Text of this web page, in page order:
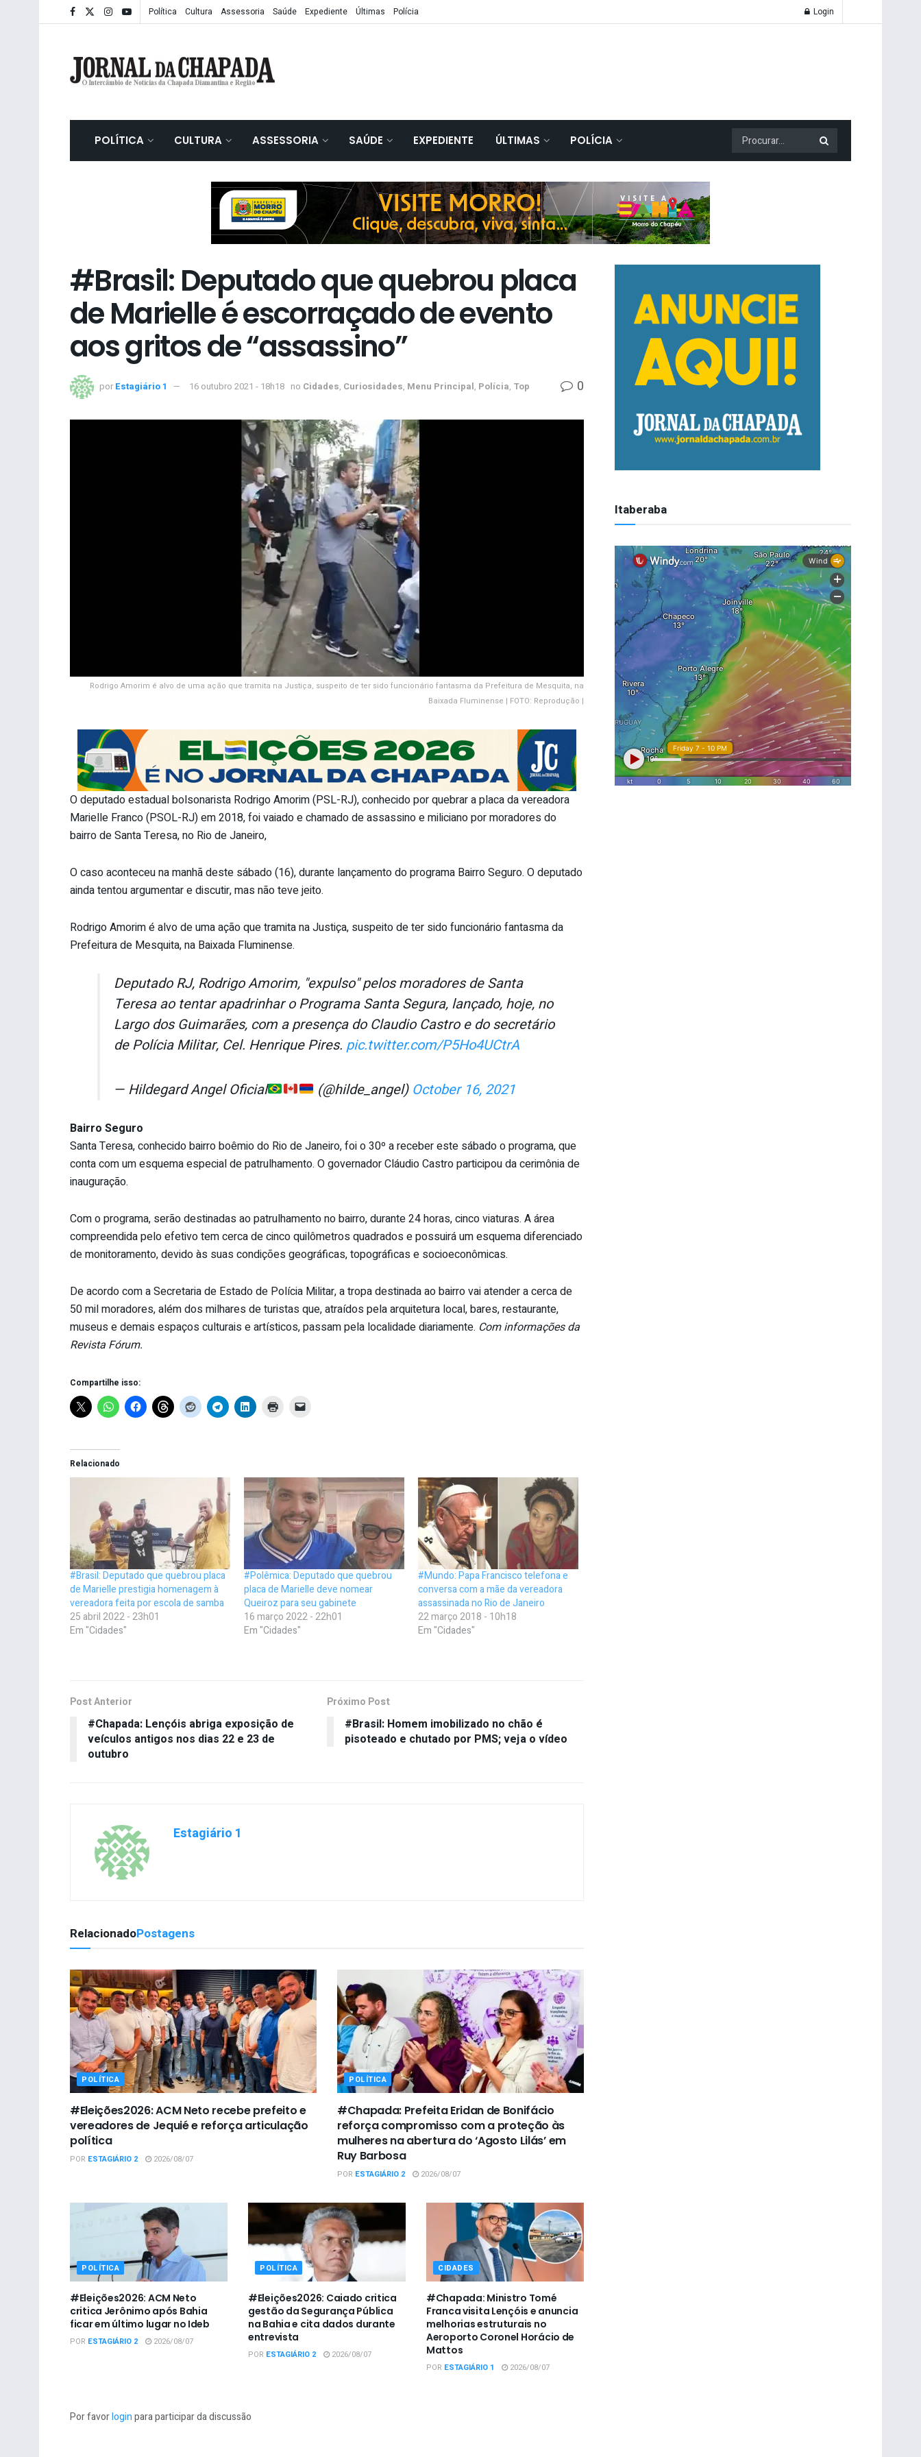
Política Cultura Assessoria Saúde Expediente Últimas Polícia Login
POLÍTICA CULTURA ASSESSORIA SAÚDE EXPEDIENTE ÚLTIMAS POLÍCIA
#Brasil: Deputado que quebrou placa
de Marielle é escorraçado de evento
aos gritos de “assassino”
por Estagiário 1 16 outubro 2021 - 18h18 no Cidades, Curiosidades, Menu Principal, Polícia, Top 0
Rodrigo Amorim é alvo de uma ação que tramita na Justiça, suspeito de ter sido funcionário fantasma da Prefeitura de Mesquita, na
Baixada Fluminense | FOTO: Reprodução |
O deputado estadual bolsonarista Rodrigo Amorim (PSL-RJ), conhecido por quebrar a placa da vereadora
Marielle Franco (PSOL-RJ) em 2018, foi vaiado e chamado de assassino e miliciano por moradores do
bairro de Santa Teresa, no Rio de Janeiro,
O caso aconteceu na manhã deste sábado (16), durante lançamento do programa Bairro Seguro. O deputado
ainda tentou argumentar e discutir, mas não teve jeito.
Rodrigo Amorim é alvo de uma ação que tramita na Justiça, suspeito de ter sido funcionário fantasma da
Prefeitura de Mesquita, na Baixada Fluminense.
Deputado RJ, Rodrigo Amorim, "expulso" pelos moradores de Santa
Teresa ao tentar apadrinhar o Programa Santa Segura, lançado, hoje, no
Largo dos Guimarães, com a presença do Claudio Castro e do secretário
de Polícia Militar, Cel. Henrique Pires. pic.twitter.com/P5Ho4UCtrA
— Hildegard Angel Oficial (@hilde_angel) October 16, 2021
Bairro Seguro
Santa Teresa, conhecido bairro boêmio do Rio de Janeiro, foi o 30º a receber este sábado o programa, que
conta com um esquema especial de patrulhamento. O governador Cláudio Castro participou da cerimônia de
inauguração.
Com o programa, serão destinadas ao patrulhamento no bairro, durante 24 horas, cinco viaturas. A área
compreendida pelo efetivo tem cerca de cinco quilômetros quadrados e possuirá um esquema diferenciado
de monitoramento, devido às suas condições geográficas, topográficas e socioeconômicas.
De acordo com a Secretaria de Estado de Polícia Militar, a tropa destinada ao bairro vai atender a cerca de
50 mil moradores, além dos milhares de turistas que, atraídos pela arquitetura local, bares, restaurante,
museus e demais espaços culturais e artísticos, passam pela localidade diariamente. Com informações da
Revista Fórum.
Compartilhe isso:
Relacionado
#Brasil: Deputado que quebrou placa
de Marielle prestigia homenagem à
vereadora feita por escola de samba
25 abril 2022 - 23h01
Em "Cidades"
#Polêmica: Deputado que quebrou
placa de Marielle deve nomear
Queiroz para seu gabinete
16 março 2022 - 22h01
Em "Cidades"
#Mundo: Papa Francisco telefona e
conversa com a mãe da vereadora
assassinada no Rio de Janeiro
22 março 2018 - 10h18
Em "Cidades"
Post Anterior
#Chapada: Lençóis abriga exposição de
veículos antigos nos dias 22 e 23 de
outubro
Próximo Post
#Brasil: Homem imobilizado no chão é
pisoteado e chutado por PMS; veja o vídeo
Estagiário 1
RelacionadoPostagens
POLÍTICA
#Eleições2026: ACM Neto recebe prefeito e
vereadores de Jequié e reforça articulação
política
POR ESTAGIÁRIO 2 2026/08/07
POLÍTICA
#Chapada: Prefeita Eridan de Bonifácio
reforça compromisso com a proteção às
mulheres na abertura do ‘Agosto Lilás’ em
Ruy Barbosa
POR ESTAGIÁRIO 2 2026/08/07
POLÍTICA
#Eleições2026: ACM Neto
critica Jerônimo após Bahia
ficar em último lugar no Ideb
POR ESTAGIÁRIO 2 2026/08/07
POLÍTICA
#Eleições2026: Caiado critica
gestão da Segurança Pública
na Bahia e cita dados durante
entrevista
POR ESTAGIÁRIO 2 2026/08/07
CIDADES
#Chapada: Ministro Tomé
Franca visita Lençóis e anuncia
melhorias estruturais no
Aeroporto Coronel Horácio de
Mattos
POR ESTAGIÁRIO 1 2026/08/07
Por favorloginpara participar da discussão
Itaberaba